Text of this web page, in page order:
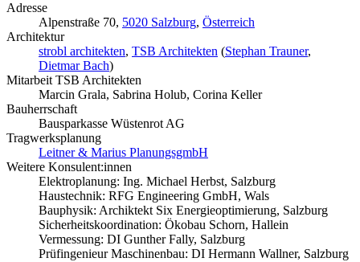
Adresse
Alpenstraße 70, 5020 Salzburg, Österreich
Architektur
strobl architekten, TSB Architekten (Stephan Trauner,
Dietmar Bach)
Mitarbeit TSB Architekten
Marcin Grala, Sabrina Holub, Corina Keller
Bauherrschaft
Bausparkasse Wüstenrot AG
Tragwerksplanung
Leitner & Marius PlanungsgmbH
Weitere Konsulent:innen
Elektroplanung: Ing. Michael Herbst, Salzburg
Haustechnik: RFG Engineering GmbH, Wals
Bauphysik: Archiktekt Six Energieoptimierung, Salzburg
Sicherheitskoordination: Ökobau Schorn, Hallein
Vermessung: DI Gunther Fally, Salzburg
Prüfingenieur Maschinenbau: DI Hermann Wallner, Salzburg